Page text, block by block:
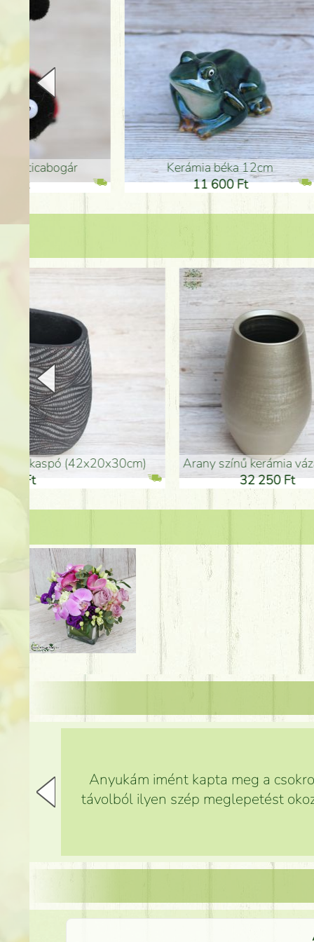
Kerámia béka 12cm
11 600 Ft
arany színű kerámia váza (40x26cm)
hosszú arany színű
46
Anyukám imént kapta meg a
távolból ilyen szép meglepetést